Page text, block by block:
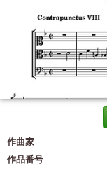
作曲家
作品番号